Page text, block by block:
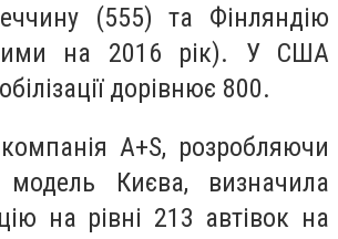
(555) та Фінляндію
на 2016 рік). У США
дорівнює 800.
A+S, розробляючи
модель Києва, визначила
на рівні 213 автівок на